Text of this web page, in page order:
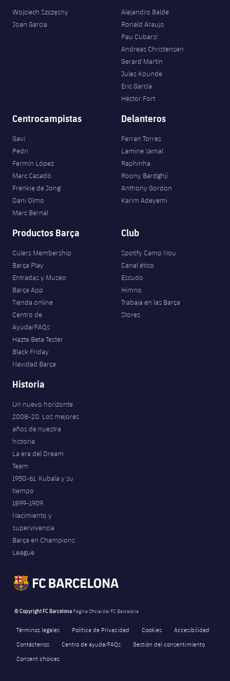
Wojciech Szczęsny
Joan Garcia
Alejandro Balde
Ronald Araujo
Pau Cubarsí
Andreas Christensen
Gerard Martín
Jules Kounde
Eric García
Héctor Fort
Centrocampistas
Gavi
Pedri
Fermín López
Marc Casadó
Frenkie de Jong
Dani Olmo
Marc Bernal
Delanteros
Ferran Torres
Lamine Yamal
Raphinha
Roony Bardghji
Anthony Gordon
Karim Adeyemi
Productos Barça
Culers Membership
Barça Play
Entradas y Museo
Barça App
Tienda online
Centro de
Ayuda/FAQs
Hazte Beta Tester
Black Friday
Navidad Barça
Club
Spotify Camp Nou
Canal ético
Escudo
Himno
Trabaja en las Barça
Stores
Historia
Un nuevo horizonte
2008-20. Los mejores
años de nuestra
historia
La era del Dream
Team
1950-61. Kubala y su
tiempo
1899-1909.
Nacimiento y
supervivencia
Barça en Champions
League
© Copyright FC Barcelona Página Oficial del FC Barcelona
Términos legales Política de Privacidad Cookies
Accesibilidad
Contáctenos
Centro de ayuda/FAQs
Gestión del consentimiento
Consent choices